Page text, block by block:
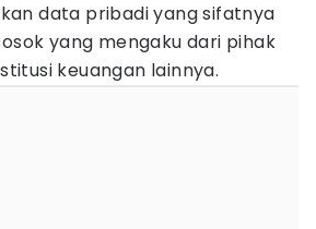
data pribadi yang sifatnya
yang mengaku dari pihak
keuangan lainnya.